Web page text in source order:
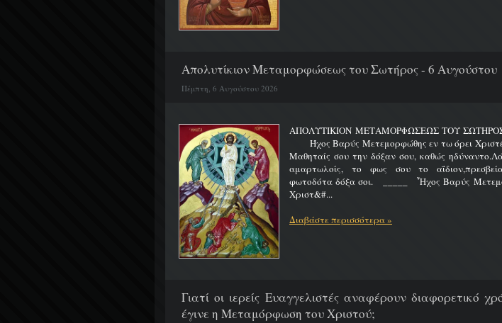
Απολυτίκιον Μεταμορφώσεως του Σωτήρος - 6 Αυγούστου
Πέμπτη, 6 Αυγούστου 2026
ΑΠΟΛΥΤΙΚΙΟΝ ΜΕΤΑΜΟΡΦΩΣΕΩΣ ΤΟΥ
Ήχος Βαρύς Μετεμορφώθης εν τω όρει Χριστέ
Μαθηταίς σου την δόξαν σου, καθώς
αμαρτωλοίς, το φως σου το
φωτοδότα δόξα σοι. _____ Ἦχος Βαρύς
Χριστ&#...
Διαβάστε περισσότερα »
Γιατί οι ιερείς Ευαγγελιστές αναφέρουν διαφορετικό
έγινε η Μεταμόρφωση του Χριστού;